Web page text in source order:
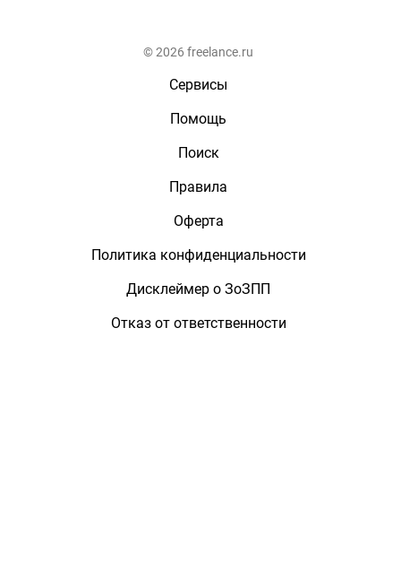
© 2026 freelance.ru
Сервисы
Помощь
Поиск
Правила
Оферта
Политика конфиденциальности
Дисклеймер о ЗоЗПП
Отказ от ответственности